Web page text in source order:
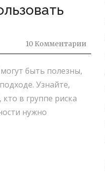
10 Комментарии
быть полезны,
Узнайте,
в группе риска
нужно